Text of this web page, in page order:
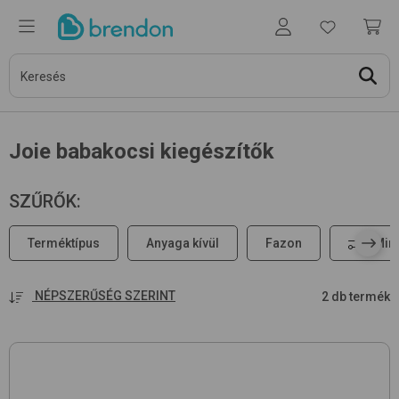
Joie babakocsi kiegészítők
SZŰRŐK:
Terméktípus Anyaga kívül Fazon
NÉPSZERŰSÉG SZERINT 2 db termék